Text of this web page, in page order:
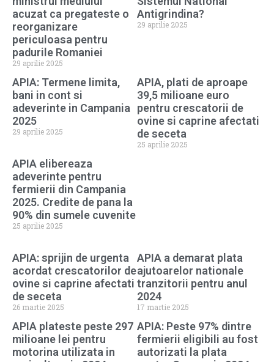
acuzat ca pregateste o
reorganizare
periculoasa pentru
padurile Romaniei
29 aprilie 2025
Antigrindina?
29 aprilie 2025
APIA: Termene limita,
bani in cont si
adeverinte in Campania
2025
29 aprilie 2025
APIA, plati de aproape
39,5 milioane euro
pentru crescatorii de
ovine si caprine afectati
de seceta
25 aprilie 2025
APIA elibereaza
adeverinte pentru
fermierii din Campania
2025. Credite de pana la
90% din sumele cuvenite
25 aprilie 2025
APIA: sprijin de urgenta
acordat crescatorilor de
ovine si caprine afectati
de seceta
26 martie 2025
APIA a demarat plata
ajutoarelor nationale
tranzitorii pentru anul
2024
17 martie 2025
APIA plateste peste 297
milioane lei pentru
motorina utilizata in
APIA: Peste 97% dintre
fermierii eligibili au fost
autorizati la plata